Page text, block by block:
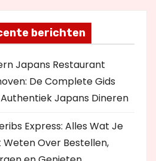
berichten
Japans Restaurant
De Complete Gids
Japans Dineren
Express: Alles Wat Je
Weten Over Bestellen,